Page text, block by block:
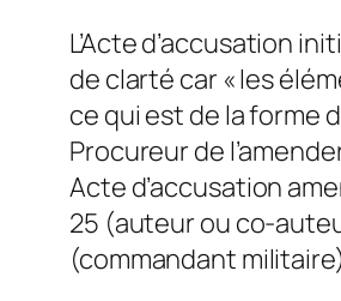
L’Acte d’accusation
de clarté car « les
ce qui est de la forme
Procureur de
Acte d’accusation
25 (auteur ou co-
(commandant